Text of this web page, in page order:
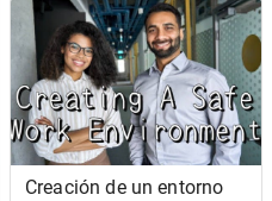
Creación de un entorno